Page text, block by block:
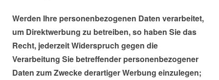
Werden Ihre personenbezogenen Daten verarbeitet,
um Direktwerbung zu betreiben, so haben Sie das
Recht, jederzeit Widerspruch gegen die
Verarbeitung Sie betreffender personenbezogener
Daten zum Zwecke derartiger Werbung einzulegen;